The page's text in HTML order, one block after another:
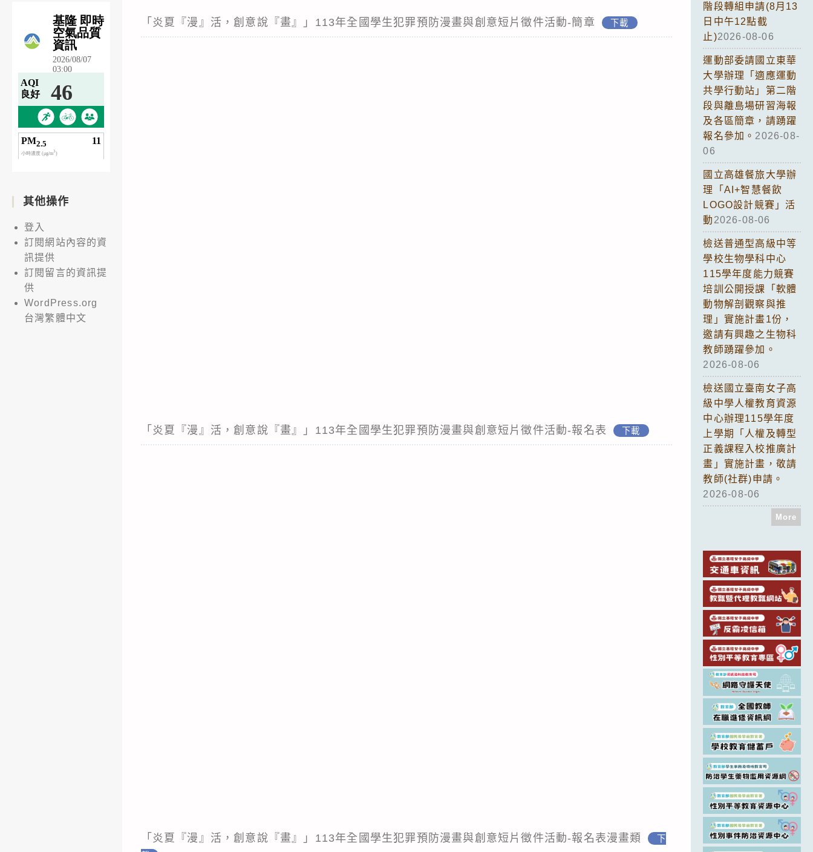
「炎夏『漫』活，創意說『畫』」113年全國學生犯罪預防漫畫與創意短片徵件活動-簡章 下載
「炎夏『漫』活，創意說『畫』」113年全國學生犯罪預防漫畫與創意短片徵件活動-報名表 下載
「炎夏『漫』活，創意說『畫』」113年全國學生犯罪預防漫畫與創意短片徵件活動-報名表漫畫類
下
其他操作
登入
訂閱網站內容的資
訊提供
訂閱留言的資訊提
供
WordPress.org
台灣繁體中文
階段轉組申請(8月13
日中午12點截
止)2026-08-06
運動部委請國立東華
大學辦理「適應運動
共學行動站」第二階
段與離島場研習海報
及各區簡章，請踴躍
報名參加。 2026-08-
06
國立高雄餐旅大學辦
理「AI+智慧餐飲
LOGO設計競賽」活
動 2026-08-06
檢送普通型高級中等
學校生物學科中心
115學年度能力競賽
培訓公開授課「軟體
動物解剖觀察與推
理」實施計畫1份，
邀請有興趣之生物科
教師踴躍參加。
2026-08-06
檢送國立臺南女子高
級中學人權教育資源
中心辦理115學年度
上學期「人權及轉型
正義課程入校推廣計
畫」實施計畫，敬請
教師(社群)申請。
2026-08-06
More